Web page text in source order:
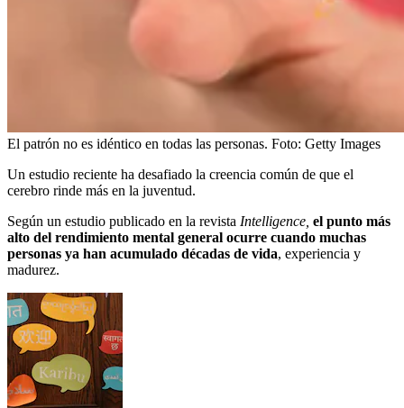
El patrón no es idéntico en todas las personas. Foto: Getty Images
Un estudio reciente ha desafiado la creencia común de que el
cerebro rinde más en la juventud.
Según un estudio publicado en la revista Intelligence, el punto más
alto del rendimiento mental general ocurre cuando muchas
personas ya han acumulado décadas de vida, experiencia y
madurez.